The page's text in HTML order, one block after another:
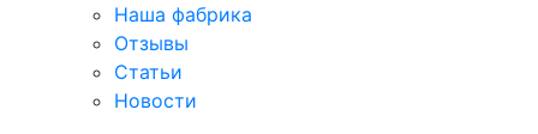
Наша фабрика
Отзывы
Статьи
Новости